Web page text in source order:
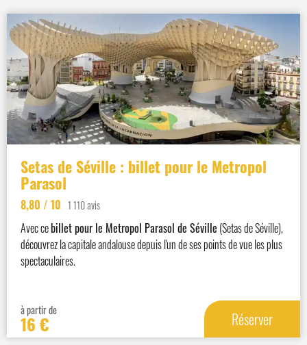
Setas de Séville : billet pour le Metropol
Parasol
8,80 / 10 1 110 avis
Avec cebillet pour le Metropol Parasol de Séville (Setas de Séville),
découvrez la capitale andalouse depuis l'un de ses points de vue les plus
spectaculaires.
à partir de
16€ Réserver